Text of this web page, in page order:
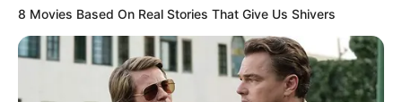
8 Movies Based On Real Stories That Give Us Shivers